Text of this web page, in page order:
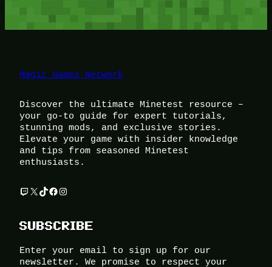
Magic Games Network
Discover the ultimate Minetest resource –
your go-to guide for expert tutorials,
stunning mods, and exclusive stories.
Elevate your game with insider knowledge
and tips from seasoned Minetest
enthusiasts.
Twitch X TikTok Facebook Instagram
SUBSCRIBE
Enter your email to sign up for our
newsletter. We promise to respect your